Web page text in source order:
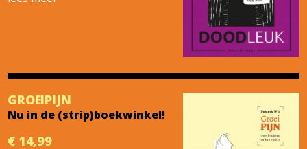
GROEIPIJN
Nu in de (strip)boekwinkel!
€ 14,99